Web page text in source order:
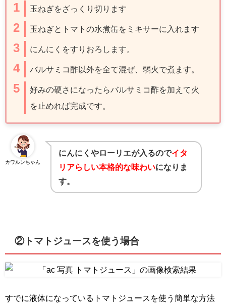
玉ねぎをざっくり切ります
玉ねぎとトマトの水煮缶をミキサーに入れます
にんにくをすりおろします。
バルサミコ酢以外を全て混ぜ、弱火で煮ます。
好みの硬さになったらバルサミコ酢を加えて火
を止めれば完成です。
カワルンちゃん
にんにくやローリエが入るのでイタ
リアらしい本格的な味わいになりま
す。
②トマトジュースを使う場合
すでに液体になっているトマトジュースを使う簡単な方法